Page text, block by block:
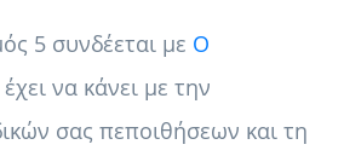
5 συνδέεται με Ο
να κάνει με την
σας πεποιθήσεων και τη